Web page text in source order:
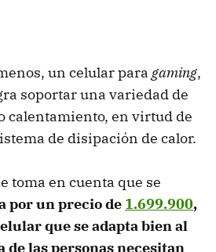
un celular para gaming,
soportar una variedad de
calentamiento, en virtud de
de disipación de calor.
toma en cuenta que se
por un precio de 1.699.900,
que se adapta bien al
de las personas necesitan